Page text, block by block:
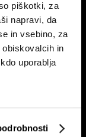
piškotki, za
napravi, da
in vsebino, za
in
uporablja
in ali
podražil za
črpalkah